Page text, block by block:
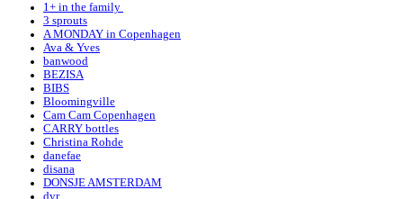
1+ in the family
3 sprouts
A MONDAY in Copenhagen
Ava & Yves
banwood
BEZISA
BIBS
Bloomingville
Cam Cam Copenhagen
CARRY bottles
Christina Rohde
danefae
disana
DONSJE AMSTERDAM